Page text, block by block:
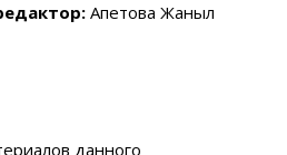
Апетова Жаныл
данного